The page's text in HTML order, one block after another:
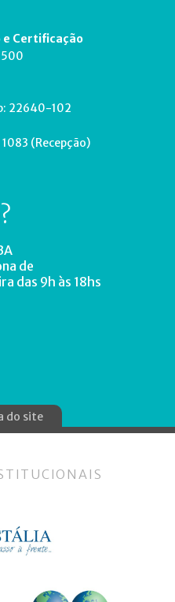
e Certificação
22640-102
(Recepção)
de
das 9h às 18hs
do site